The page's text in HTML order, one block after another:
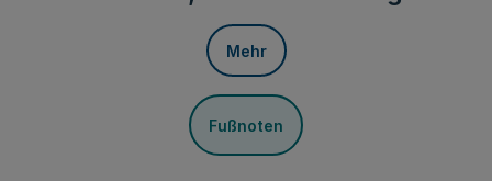
Mehr
Fußnoten